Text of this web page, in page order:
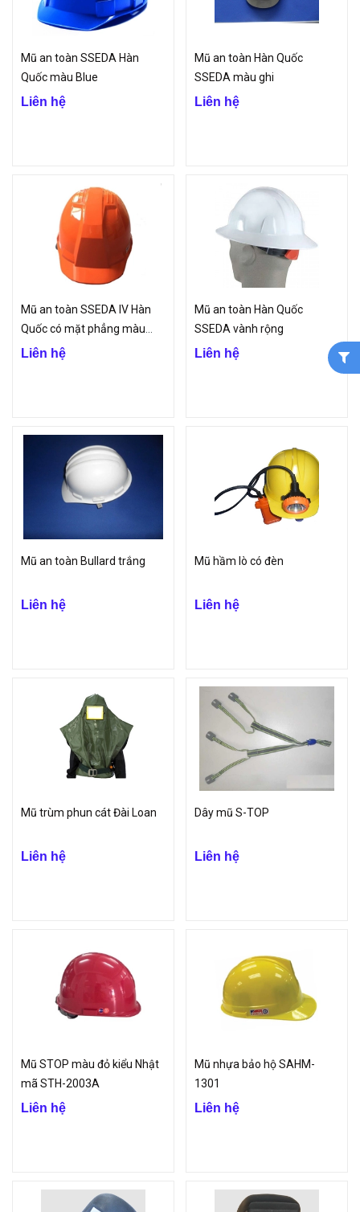
Mũ an toàn SSEDA Hàn
Quốc màu Blue
Liên hệ
Mũ an toàn Hàn Quốc
SSEDA màu ghi
Liên hệ
Mũ an toàn SSEDA IV Hàn
Quốc có mặt phẳng màu
vàng cam
Liên hệ
Mũ an toàn Hàn Quốc
SSEDA vành rộng
Liên hệ
Mũ an toàn Bullard trắng
Liên hệ
Mũ hầm lò có đèn
Liên hệ
Mũ trùm phun cát Đài Loan
Liên hệ
Dây mũ S-TOP
Liên hệ
Mũ STOP màu đỏ kiểu Nhật
mã STH-2003A
Liên hệ
Mũ nhựa bảo hộ SAHM-
1301
Liên hệ